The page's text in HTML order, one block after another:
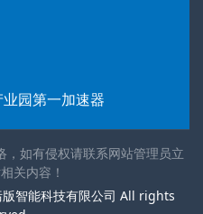
园第一加速器
如有侵权请联系网站管理员立
关内容！
智能科技有限公司 All rights